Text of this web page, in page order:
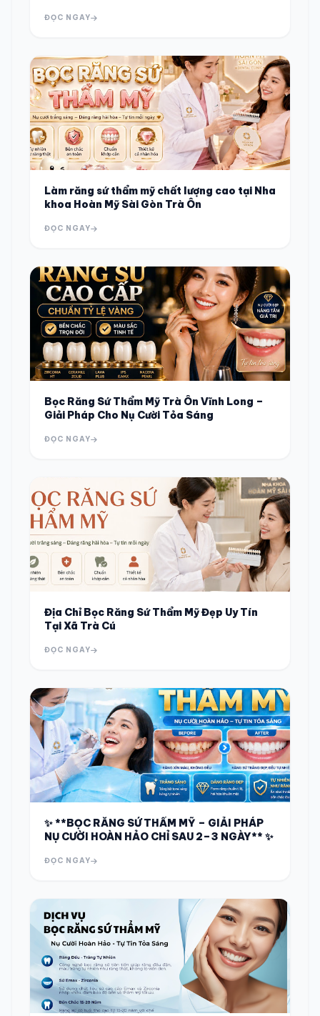
ĐỌC NGAY
Làm răng sứ thẩm mỹ chất lượng cao tại Nha
khoa Hoàn Mỹ Sài Gòn Trà Ôn
ĐỌC NGAY
Bọc Răng Sứ Thẩm Mỹ Trà Ôn Vĩnh Long –
Giải Pháp Cho Nụ Cười Tỏa Sáng
ĐỌC NGAY
Địa Chỉ Bọc Răng Sứ Thẩm Mỹ Đẹp Uy Tín
Tại Xã Trà Cú
ĐỌC NGAY
✨ **BỌC RĂNG SỨ THẨM MỸ – GIẢI PHÁP
NỤ CƯỜI HOÀN HẢO CHỈ SAU 2–3 NGÀY** ✨
ĐỌC NGAY